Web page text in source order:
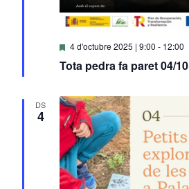
Tota pedra fa paret 04/10
Destacats
4 d'octubre 2025 | 9:00 - 12:00
DS
4